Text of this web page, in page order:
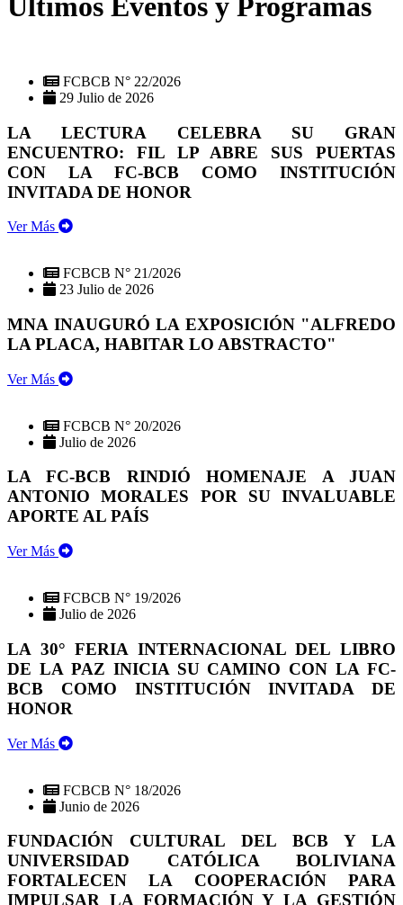
Últimos Eventos y Programas
FCBCB N° 22/2026
29 Julio de 2026
LA LECTURA CELEBRA SU GRAN
ENCUENTRO: FIL LP ABRE SUS PUERTAS
CON LA FC-BCB COMO INSTITUCIÓN
INVITADA DE HONOR
Ver Más
FCBCB N° 21/2026
23 Julio de 2026
MNA INAUGURÓ LA EXPOSICIÓN "ALFREDO
LA PLACA, HABITAR LO ABSTRACTO"
Ver Más
FCBCB N° 20/2026
Julio de 2026
LA FC-BCB RINDIÓ HOMENAJE A JUAN
ANTONIO MORALES POR SU INVALUABLE
APORTE AL PAÍS
Ver Más
FCBCB N° 19/2026
Julio de 2026
LA 30° FERIA INTERNACIONAL DEL LIBRO
DE LA PAZ INICIA SU CAMINO CON LA FC-
BCB COMO INSTITUCIÓN INVITADA DE
HONOR
Ver Más
FCBCB N° 18/2026
Junio de 2026
FUNDACIÓN CULTURAL DEL BCB Y LA
UNIVERSIDAD CATÓLICA BOLIVIANA
FORTALECEN LA COOPERACIÓN PARA
IMPULSAR LA FORMACIÓN Y LA GESTIÓN